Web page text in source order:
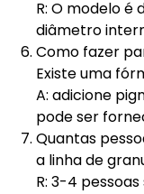
R: O modelo é
diâmetro
Como fazer
Existe uma
A: adicione
pode ser
Quantas
a linha de
R: 3-4